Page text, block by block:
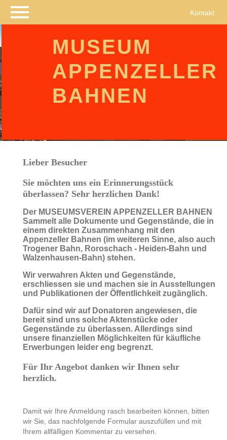
Navigation
überspringen
Kontakt
MUSEUM
APPENZELLER
BAHNEN
Lieber Besucher
Sie möchten uns ein Erinnerungsstück
überlassen? Sehr herzlichen Dank!
Der MUSEUMSVEREIN APPENZELLER BAHNEN
Sammelt alle Dokumente und Gegenstände, die in
einem direkten Zusammenhang mit den
Appenzeller Bahnen (im weiteren Sinne, also auch
Trogener Bahn, Roroschach - Heiden-Bahn und
Walzenhausen-Bahn) stehen.
Wir verwahren Akten und Gegenstände,
erschliessen sie und machen sie in Ausstellungen
und Publikationen der Öffentlichkeit zugänglich.
Dafür sind wir auf Donatoren angewiesen, die
bereit sind uns solche Aktenstücke oder
Gegenstände zu überlassen. Allerdings sind
unsere finanziellen Möglichkeiten für käufliche
Erwerbungen leider eng begrenzt.
Für Ihr Angebot danken wir Ihnen sehr
herzlich.
Damit wir Ihre Anmeldung rasch bearbeiten können, bitten
wir Sie, das nachfolgende Formular auszufüllen und mit
Ihrem allfälligen Kommentar zu versehen.